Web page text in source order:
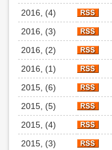
2016, (4)
2016, (3)
2016, (2)
2016, (1)
2015, (6)
2015, (5)
2015, (4)
2015, (3)